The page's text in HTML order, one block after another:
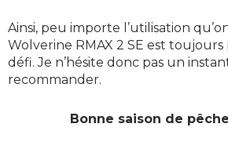
Ainsi, peu importe l’utilisation
Wolverine RMAX 2 SE est
défi. Je n’hésite donc pas un
recommander.
Bonne saison de